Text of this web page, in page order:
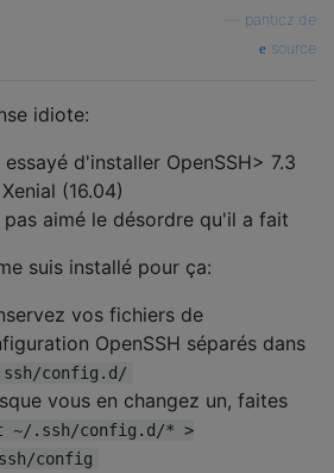
panticz.de
source
idiote:
essayé d'installer OpenSSH> 7.3
(16.04)
pas aimé le désordre qu'il a fait
suis installé pour ça:
vos fichiers de
OpenSSH séparés dans
config.d/
vous en changez un, faites
~/.ssh/config.d/* >
config